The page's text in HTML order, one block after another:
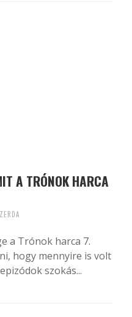
A TRÓNOK HARCA
a Trónok harca 7.
hogy mennyire is volt
szokás...